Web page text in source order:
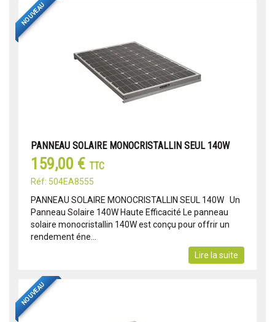
NOUVEAU
PANNEAU SOLAIRE MONOCRISTALLIN SEUL 140W
159,00 € TTC
Réf: 504EA8555
PANNEAU SOLAIRE MONOCRISTALLIN SEUL 140W Un
Panneau Solaire 140W Haute Efficacité Le panneau
solaire monocristallin 140W est conçu pour offrir un
rendement éne...
Lire la suite
NOUVEAU